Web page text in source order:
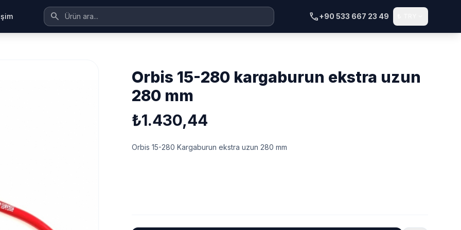
search call+90 533 667 23 49
orbis 15-280 kargaburun ekstra uzun
280 mm
₺1.430,44
Orbis 15-280 Kargaburun ekstra uzun 280 mm